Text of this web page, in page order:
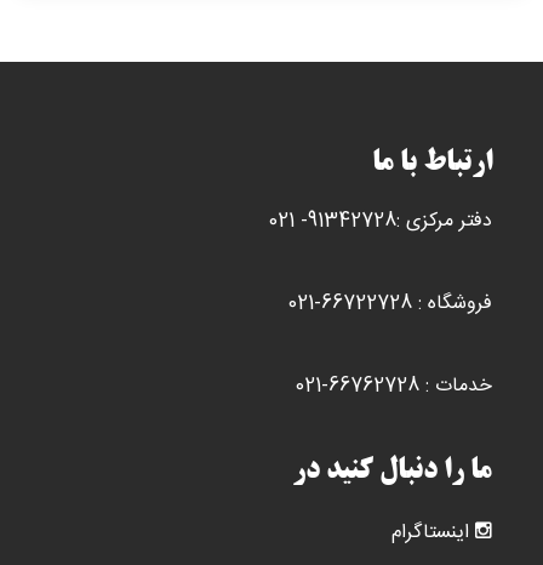
ارتباط با ما
دفتر مرکزی :91342728- 021
فروشگاه : 66722728-021
خدمات : 66762728-021
ما را دنبال کنید در
اینستاگرام